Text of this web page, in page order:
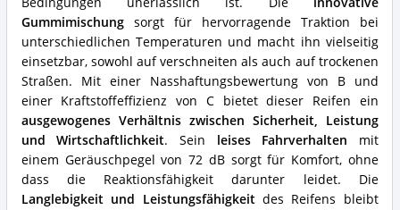
Gummimischungsorgt für hervorragende Traktion bei
unterschiedlichen Temperaturen und macht ihn vielseitig
einsetzbar, sowohl auf verschneiten als auch auf trockenen
Straßen. Mit einer Nasshaftungsbewertung von B und
einer Kraftstoffeffizienz von C bietet dieser Reifen ein
ausgewogenes Verhältnis zwischen Sicherheit, Leistung
und Wirtschaftlichkeit. Sein leises Fahrverhalten mit
einem Geräuschpegel von 72 dB sorgt für Komfort, ohne
dass die Reaktionsfähigkeit darunter leidet. Die
Langlebigkeit und Leistungsfähigkeitdes Reifens bleibt